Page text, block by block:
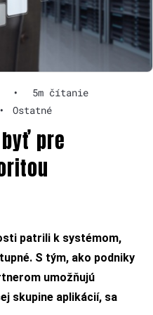
•
5m čítanie
• Ostatné
pre
patrili k systémom,
S tým, ako podniky
umožňujú
skupine aplikácií, sa